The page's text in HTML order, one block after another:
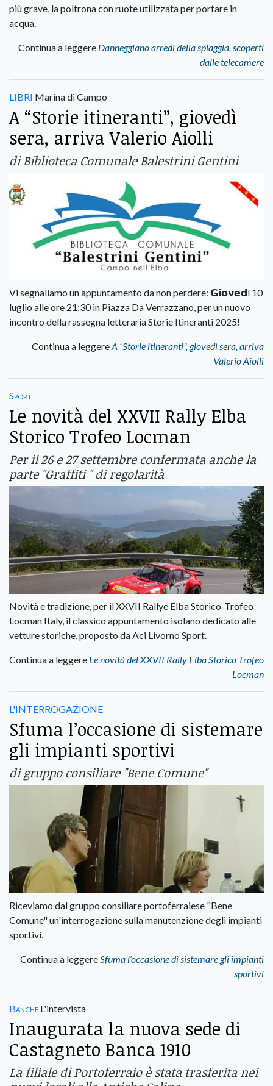
più grave, la poltrona con ruote utilizzata per portare in
acqua.
Continua a leggere Danneggiano arredi della spiaggia, scoperti
dalle telecamere
LIBRI Marina di Campo
A “Storie itineranti”, giovedì
sera, arriva Valerio Aiolli
di Biblioteca Comunale Balestrini Gentini
Vi segnaliamo un appuntamento da non perdere: 𝗚𝗶𝗼𝘃𝗲𝗱ì 10
luglio alle ore 21:30 in Piazza Da Verrazzano, per un nuovo
incontro della rassegna letteraria Storie Itineranti 2025!
Continua a leggereA “Storie itineranti”, giovedì sera, arriva
Valerio Aiolli
Sport
Le novità del XXVII Rally Elba
Storico Trofeo Locman
Per il 26 e 27 settembre confermata anche la
parte "Graffiti " di regolarità
Novità e tradizione, per il XXVII Rallye Elba Storico-Trofeo
Locman Italy, il classico appuntamento isolano dedicato alle
vetture storiche, proposto da Aci Livorno Sport.
Continua a leggere Le novità del XXVII Rally Elba Storico Trofeo
Locman
L'INTERROGAZIONE
Sfuma l’occasione di sistemare
gli impianti sportivi
di gruppo consiliare "Bene Comune"
Riceviamo dal gruppo consiliare portoferraiese "Bene
Comune" un'interrogazione sulla manutenzione degli impianti
sportivi.
Continua a leggere Sfuma l’occasione di sistemare gli impianti
sportivi
Banche L'intervista
Inaugurata la nuova sede di
Castagneto Banca 1910
La filiale di Portoferraio è stata trasferita nei